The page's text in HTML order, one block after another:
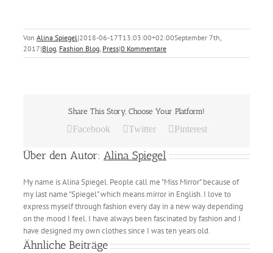
Von Alina Spiegel|2018-06-17T13:03:00+02:00September 7th,
2017|Blog, Fashion Blog, Press|0 Kommentare
Share This Story, Choose Your Platform!
Facebook Twitter Pinterest
Über den Autor: Alina Spiegel
My name is Alina Spiegel. People call me "Miss Mirror" because of
my last name "Spiegel" which means mirror in English. I love to
express myself through fashion every day in a new way depending
on the mood I feel. I have always been fascinated by fashion and I
have designed my own clothes since I was ten years old.
Ähnliche Beiträge